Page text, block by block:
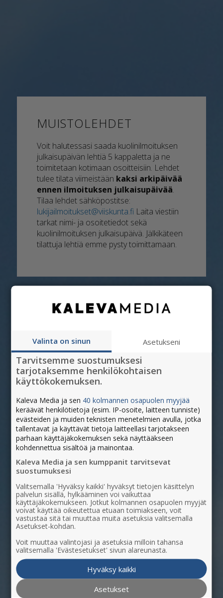
MUISTOLEHDET
Voit halutessasi saada kuolinilmoituksen
julkaisupäivän lehtiä 5 kappaletta ja ne
toimitetaan kotimaan osoitteisiin. Lehdet
tulee tilata viimeistään kaksi arkipäivää
ennen ilmoituksen julkaisupäivää.
Tilaa lehdet sähköpostitse:
lukijailmoitukset@viiskunta.fi Laita viestiin
tarkat nimi- ja osoitetiedot sekä
kuolinilmoituksen julkaisupäivä. Jälkikäteen
tilattuja lehtiä emme pysty toimittamaan.
Valinta on sinun Asetukseni
Tarvitsemme suostumuksesi
tarjotaksemme henkilökohtaisen
käyttökokemuksen.
Kaleva Media ja sen 40 kolmannen osapuolen myyjää
keräävät henkilötietoja (esim. IP-osoite, laitteen tunniste)
evästeiden ja muiden teknisten menetelmien avulla, jotka
tallentavat ja käyttävät tietoja laitteellasi tarjotakseen
parhaan käyttäjäkokemuksen sekä näyttääkseen
kohdennettua sisältöä ja mainontaa.
Kaleva Media ja sen kumppanit tarvitsevat
suostumuksesi
Valitsemalla 'Hyväksy kaikki' hyväksyt tietojen käsittelyn
palvelun sisällä, hylkääminen voi vaikuttaa
käyttäjäkokemukseen. Jotkut kolmannen osapuolen myyjät
voivat käyttää oikeutettua etuaan toimiakseen, voit
vastustaa sitä tai muuttaa muita asetuksia valitsemalla
Asetukset-kohdan.
Voit muuttaa valintojasi ja asetuksia milloin tahansa
valitsemalla 'Evästesetukset' sivun alareunasta.
Hyväksy kaikki
Asetukset